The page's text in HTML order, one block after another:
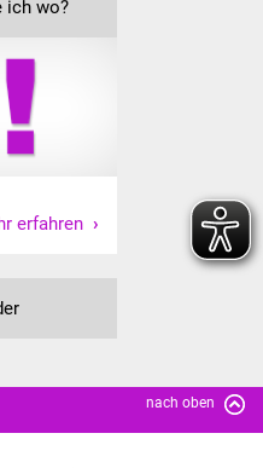
Kirchen
Kinder- und
ich wo?
erfahren
nach oben